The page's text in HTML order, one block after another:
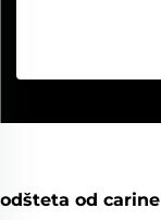
odšteta od carine